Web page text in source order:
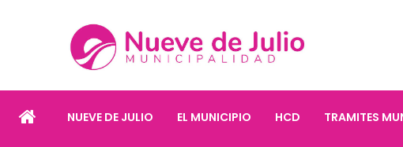
NUEVE DE JULIO EL MUNICIPIO HCD TRAMITES